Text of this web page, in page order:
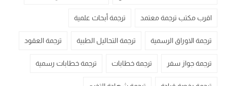
اقرب مكتب ترجمة معتمد ترجمة أبحاث علمية
ترجمة الاوراق الرسمية ترجمة التحاليل الطبية ترجمة العقود
ترجمة جواز سفر ترجمة خطابات ترجمة خطابات رسمية